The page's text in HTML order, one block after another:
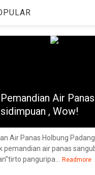
Air
, Wow!
Air Panas Holbung
pemandian air panas
panguripa...
Readmore